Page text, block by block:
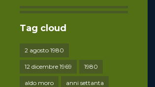
Tag cloud
2 agosto 1980
12 dicembre 1969 1980
aldo moro anni settanta